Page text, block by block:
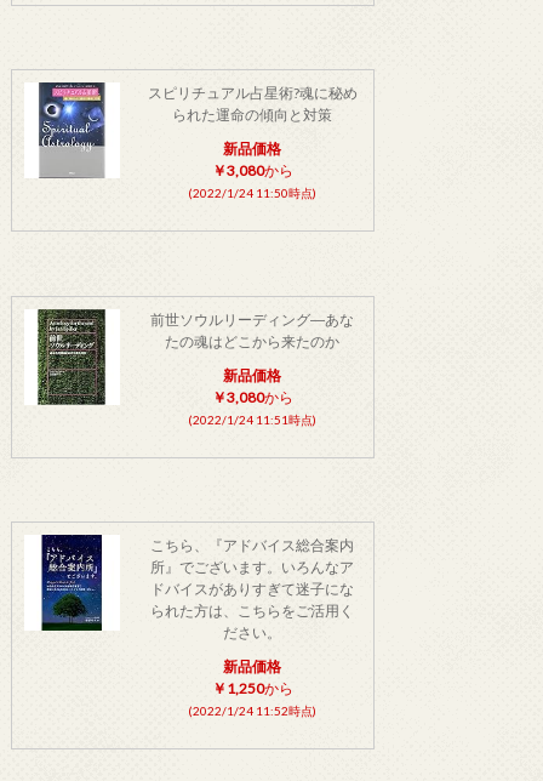
スピリチュアル占星術?魂に秘め
られた運命の傾向と対策
新品価格
￥3,080から
(2022/1/24 11:50時点)
前世ソウルリーディング―あな
たの魂はどこから来たのか
新品価格
￥3,080から
(2022/1/24 11:51時点)
こちら、『アドバイス総合案内
所』でございます。いろんなア
ドバイスがありすぎて迷子にな
られた方は、こちらをご活用く
ださい。
新品価格
￥1,250から
(2022/1/24 11:52時点)